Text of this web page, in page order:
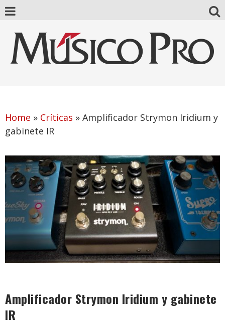
Home » Críticas » Amplificador Strymon Iridium y
gabinete IR
Amplificador Strymon Iridium y gabinete
IR